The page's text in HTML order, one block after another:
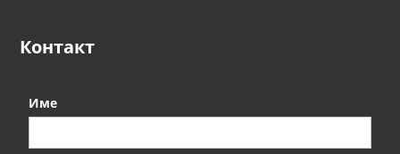
Контакт
Име